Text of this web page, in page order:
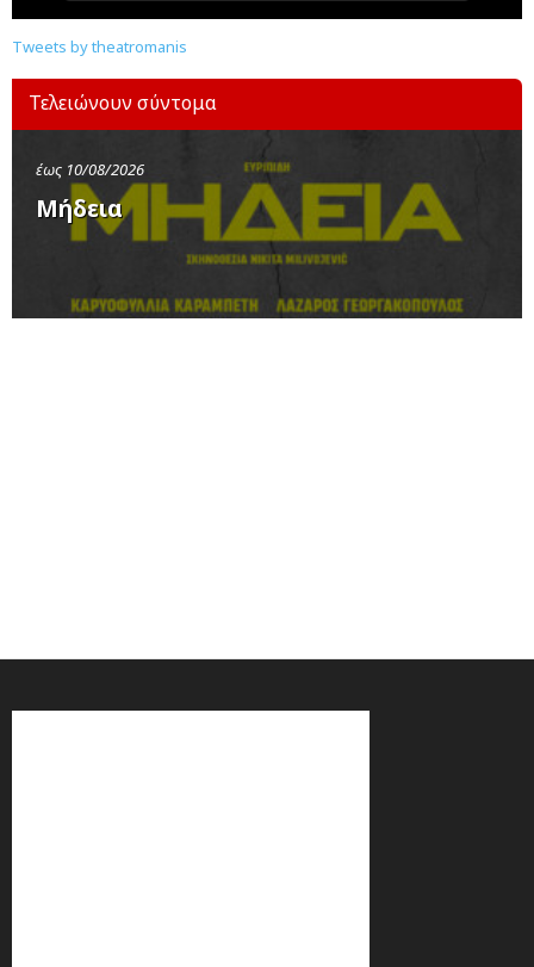
Tweets by theatromanis
Τελειώνουν σύντομα
έως 10/08/2026
Μήδεια